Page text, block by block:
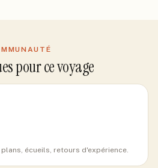
pour ce voyage
écueils, retours d'expérience.